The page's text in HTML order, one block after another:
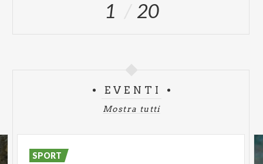
1 20
EVENTI
Mostra tutti
SPORT